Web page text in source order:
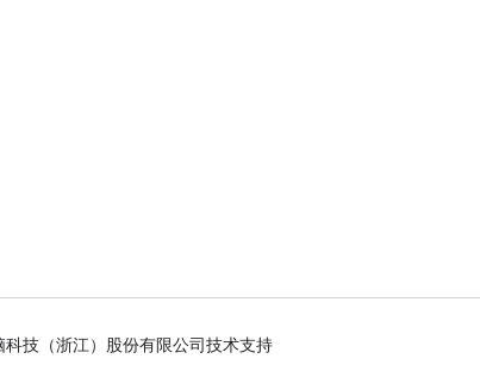
技（浙江）股份有限公司技术支持